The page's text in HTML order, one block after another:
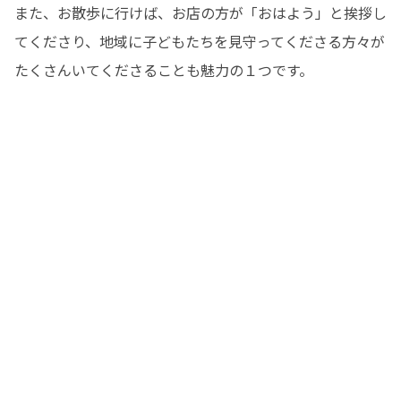
また、お散歩に行けば、お店の方が「おはよう」と挨拶し
てくださり、地域に子どもたちを見守ってくださる方々が
たくさんいてくださることも魅力の１つです。